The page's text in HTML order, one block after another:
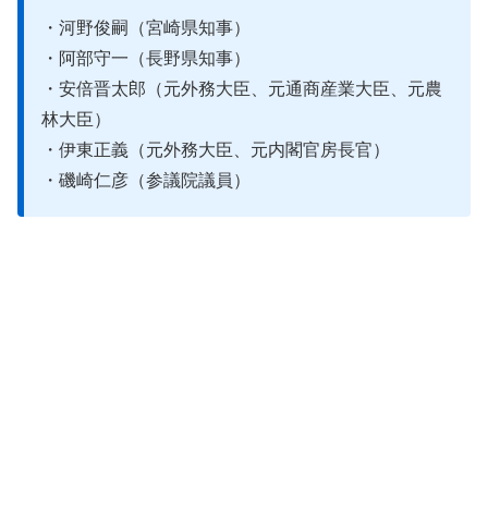
・河野俊嗣（宮崎県知事）
・阿部守一（長野県知事）
・安倍晋太郎（元外務大臣、元通商産業大臣、元農
林大臣）
・伊東正義（元外務大臣、元内閣官房長官）
・磯崎仁彦（参議院議員）